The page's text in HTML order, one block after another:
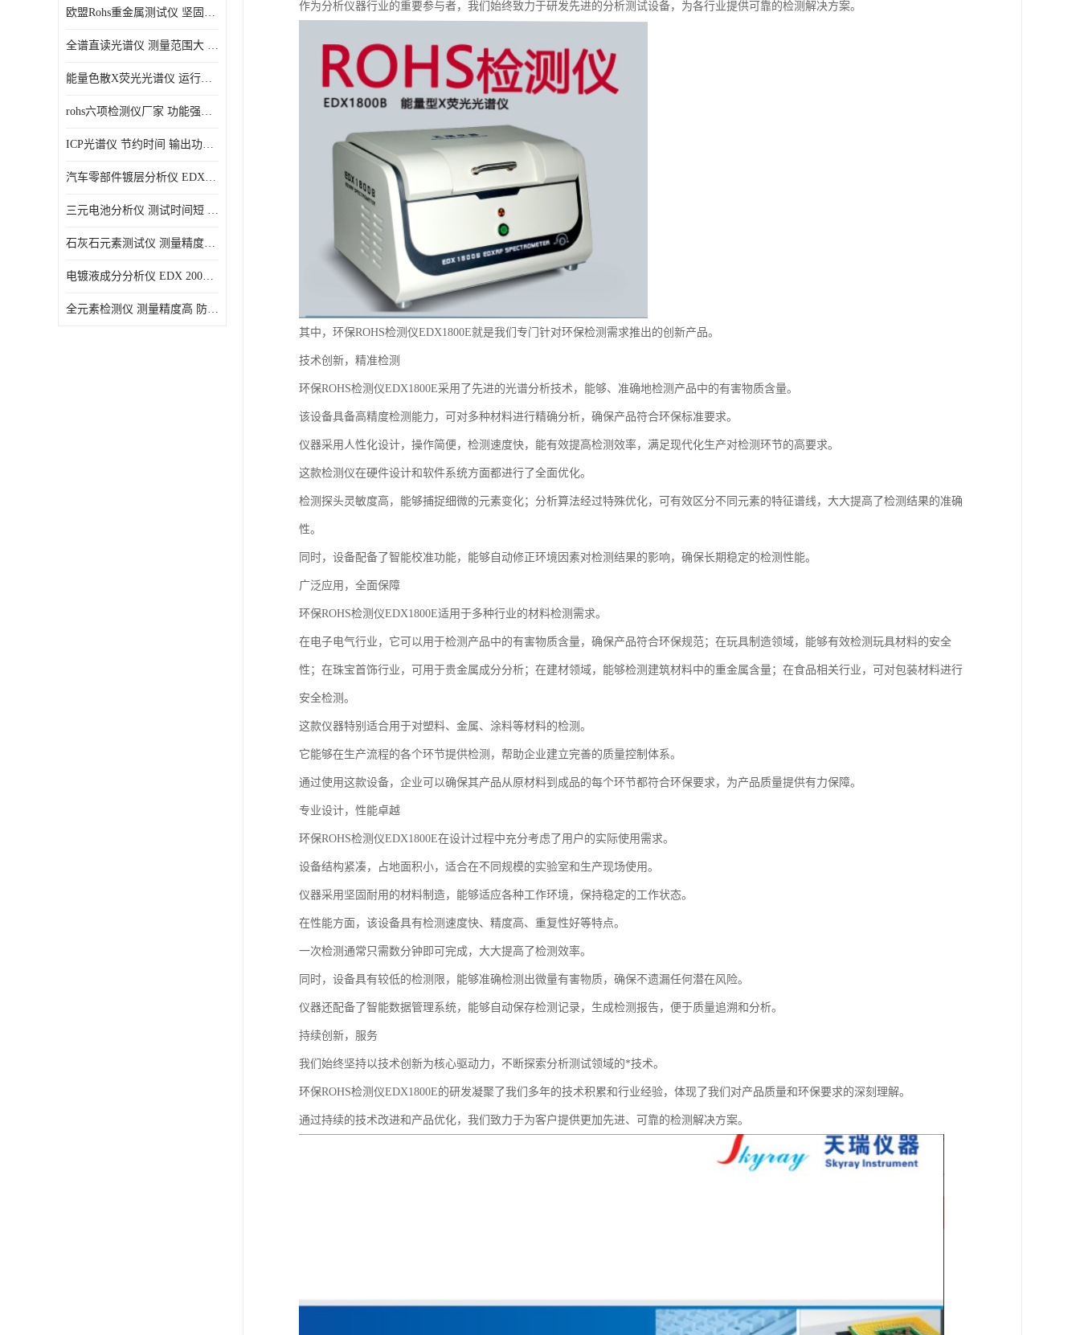
光电直读光谱仪
便携式水质重金属检测仪
欧盟Rohs重金属测试仪 坚固耐用 测试结果清晰显示
全谱直读光谱仪 测量范围大 抗干扰性能好
能量色散X荧光光谱仪 运行稳定性高 方便样品的测量
rohs六项检测仪厂家 功能强大 可直接分析
ICP光谱仪 节约时间 输出功率稳定
汽车零部件镀层分析仪 EDX600PLUS 自动谱线识别
三元电池分析仪 测试时间短 体积小 方便便携
石灰石元素测试仪 测量精度高 测量方便 快捷
电镀液成分分析仪 EDX 2000A 测量 穿透力强
全元素检测仪 测量精度高 防尘 防水性能好
作为分析仪器行业的重要参与者，我们始终致力于研发先进的分析测试设备，为各行业提供可靠的检测解决方案。
其中，环保ROHS检测仪EDX1800E就是我们专门针对环保检测需求推出的创新产品。
技术创新，精准检测
环保ROHS检测仪EDX1800E采用了先进的光谱分析技术，能够、准确地检测产品中的有害物质含量。
该设备具备高精度检测能力，可对多种材料进行精确分析，确保产品符合环保标准要求。
仪器采用人性化设计，操作简便，检测速度快，能有效提高检测效率，满足现代化生产对检测环节的高要求。
这款检测仪在硬件设计和软件系统方面都进行了全面优化。
检测探头灵敏度高，能够捕捉细微的元素变化；分析算法经过特殊优化，可有效区分不同元素的特征谱线，大大提高了检测结果的准确
性。
同时，设备配备了智能校准功能，能够自动修正环境因素对检测结果的影响，确保长期稳定的检测性能。
广泛应用，全面保障
环保ROHS检测仪EDX1800E适用于多种行业的材料检测需求。
在电子电气行业，它可以用于检测产品中的有害物质含量，确保产品符合环保规范；在玩具制造领域，能够有效检测玩具材料的安全
性；在珠宝首饰行业，可用于贵金属成分分析；在建材领域，能够检测建筑材料中的重金属含量；在食品相关行业，可对包装材料进行
安全检测。
这款仪器特别适合用于对塑料、金属、涂料等材料的检测。
它能够在生产流程的各个环节提供检测，帮助企业建立完善的质量控制体系。
通过使用这款设备，企业可以确保其产品从原材料到成品的每个环节都符合环保要求，为产品质量提供有力保障。
专业设计，性能卓越
环保ROHS检测仪EDX1800E在设计过程中充分考虑了用户的实际使用需求。
设备结构紧凑，占地面积小，适合在不同规模的实验室和生产现场使用。
仪器采用坚固耐用的材料制造，能够适应各种工作环境，保持稳定的工作状态。
在性能方面，该设备具有检测速度快、精度高、重复性好等特点。
一次检测通常只需数分钟即可完成，大大提高了检测效率。
同时，设备具有较低的检测限，能够准确检测出微量有害物质，确保不遗漏任何潜在风险。
仪器还配备了智能数据管理系统，能够自动保存检测记录，生成检测报告，便于质量追溯和分析。
持续创新，服务
我们始终坚持以技术创新为核心驱动力，不断探索分析测试领域的*技术。
环保ROHS检测仪EDX1800E的研发凝聚了我们多年的技术积累和行业经验，体现了我们对产品质量和环保要求的深刻理解。
通过持续的技术改进和产品优化，我们致力于为客户提供更加先进、可靠的检测解决方案。